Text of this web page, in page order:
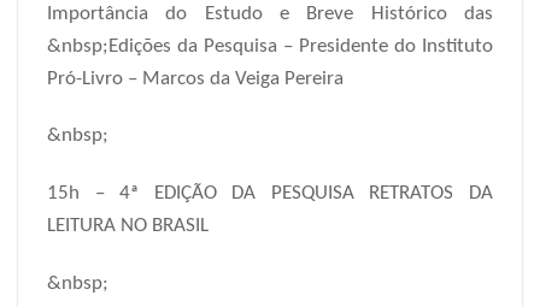
Importância do Estudo e Breve Histórico das
&nbsp;Edições da Pesquisa – Presidente do Instituto
Pró-Livro – Marcos da Veiga Pereira
&nbsp;
15h – 4ª EDIÇÃO DA PESQUISA RETRATOS DA
LEITURA NO BRASIL
&nbsp;